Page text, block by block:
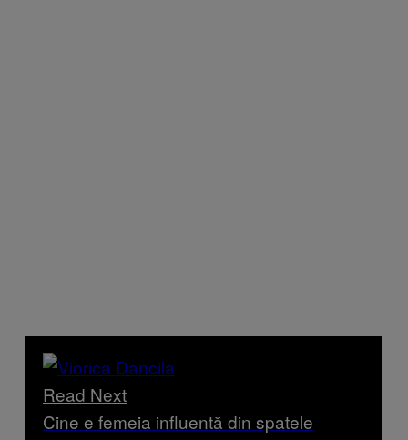
Read Next
Cine e femeia influentă din spatele